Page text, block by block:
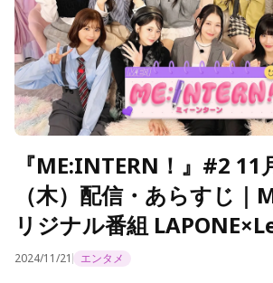
『ME:INTERN！』#2 11
（木）配信・あらすじ｜
リジナル番組
2024/11/21 エンタメ